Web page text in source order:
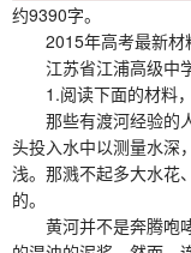
约9390字。
2015年高考最新材
江苏省江浦高级中
1.阅读下面的材料
那些有渡河经验的人
头投入水中以测量水深
浅。那溅不起多大水花
的。
黄河并不是奔腾咆哮